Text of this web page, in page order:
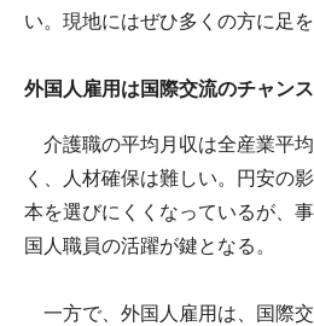
い。現地にはぜひ多くの方に足を
外国人雇用は国際交流のチャンス
介護職の平均月収は全産業平
く、人材確保は難しい。円安の
本を選びにくくなっているが、
国人職員の活躍が鍵となる。
一方で、外国人雇用は、国際